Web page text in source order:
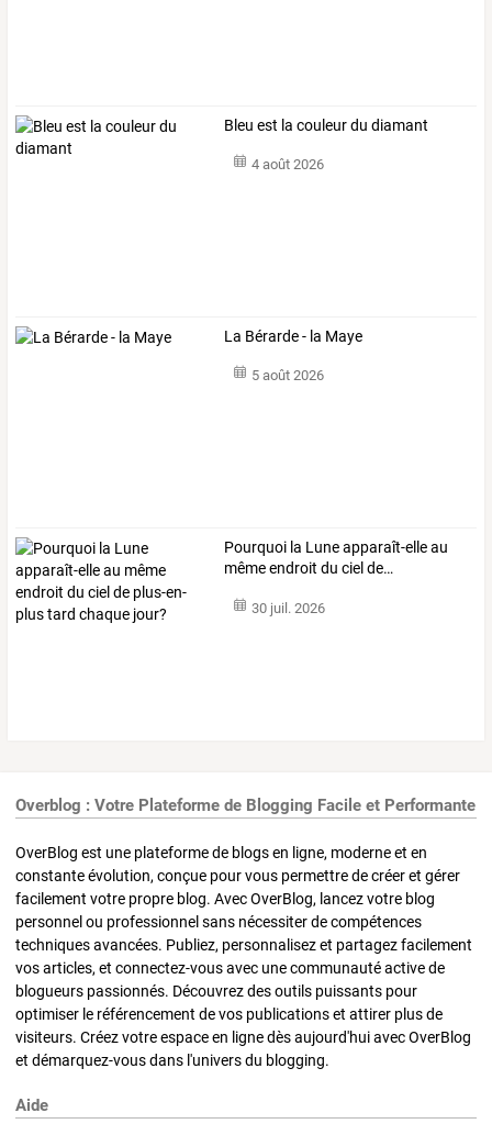
Bleu est la couleur du diamant
4 août 2026
La Bérarde - la Maye
5 août 2026
Pourquoi la Luneapparaît-elleau
mêmeendroit du ciel de…
30 juil. 2026
Overblog : Votre Plateforme de Blogging Facile et Performante
OverBlog est une plateforme de blogs en ligne, moderne et en
constante évolution, conçue pour vous permettre de créer et gérer
facilement votre propre blog. Avec OverBlog, lancez votre blog
personnel ou professionnel sans nécessiter de compétences
techniques avancées. Publiez, personnalisez et partagez facilement
vos articles, et connectez-vous avec une communauté active de
blogueurs passionnés. Découvrez des outils puissants pour
optimiser le référencement de vos publications et attirer plus de
visiteurs. Créez votre espace en ligne dès aujourd'hui avec OverBlog
et démarquez-vous dans l'univers du blogging.
Aide